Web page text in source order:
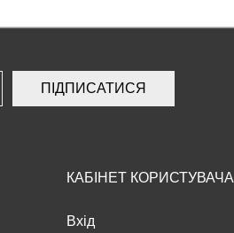
ПІДПИСАТИСЯ
КАБІНЕТ КОРИСТУВАЧА
Вхід